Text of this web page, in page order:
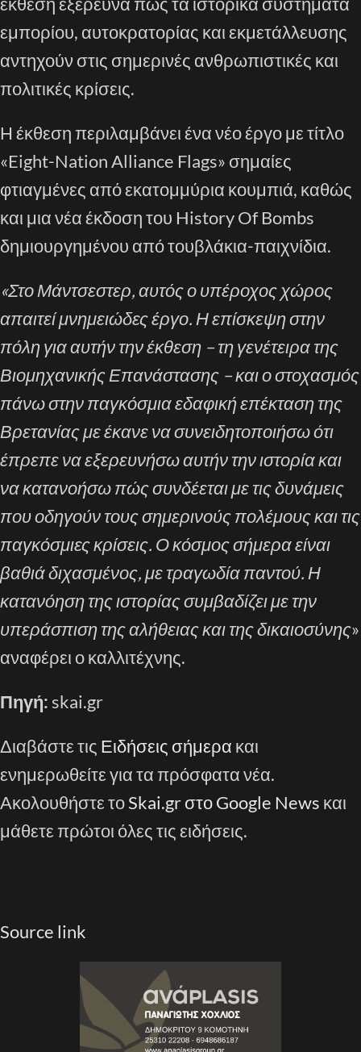
εμπορίου, αυτοκρατορίας και εκμετάλλευσης
αντηχούν στις σημερινές ανθρωπιστικές και
πολιτικές κρίσεις.
Η έκθεση περιλαμβάνει ένα νέο έργο με τίτλο
«Eight-Nation Alliance Flags» σημαίες
φτιαγμένες από εκατομμύρια κουμπιά, καθώς
και μια νέα έκδοση του History Of Bombs
δημιουργημένου από τουβλάκια-παιχνίδια.
«Στο Μάντσεστερ, αυτός ο υπέροχος χώρος
απαιτεί μνημειώδες έργο. Η επίσκεψη στην
πόλη για αυτήν την έκθεση – τη γενέτειρα της
Βιομηχανικής Επανάστασης – και ο στοχασμός
πάνω στην παγκόσμια εδαφική επέκταση της
Βρετανίας με έκανε να συνειδητοποιήσω ότι
έπρεπε να εξερευνήσω αυτήν την ιστορία και
να κατανοήσω πώς συνδέεται με τις δυνάμεις
που οδηγούν τους σημερινούς πολέμους και τις
παγκόσμιες κρίσεις. Ο κόσμος σήμερα είναι
βαθιά διχασμένος, με τραγωδία παντού. Η
κατανόηση της ιστορίας συμβαδίζει με την
υπεράσπιση της αλήθειας και της δικαιοσύνης»
αναφέρει ο καλλιτέχνης.
Πηγή: skai.gr
Διαβάστε τις Ειδήσεις σήμερα και
ενημερωθείτε για τα πρόσφατα νέα.
Ακολουθήστε τοSkai.gr στο Google News και
μάθετε πρώτοι όλες τις ειδήσεις.
Source link